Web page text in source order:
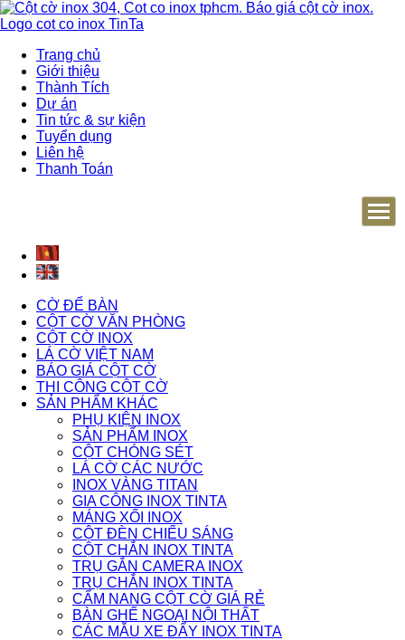
Trang chủ
Giới thiệu
Thành Tích
Dự án
Tin tức & sự kiện
Tuyển dụng
Liên hệ
Thanh Toán
CỜ ĐỂ BÀN
CỘT CỜ VĂN PHÒNG
CỘT CỜ INOX
LÁ CỜ VIỆT NAM
BÁO GIÁ CỘT CỜ
THI CÔNG CỘT CỜ
SẢN PHẨM KHÁC
PHỤ KIỆN INOX
SẢN PHẨM INOX
CỘT CHÓNG SÉT
LÁ CỜ CÁC NƯỚC
INOX VÀNG TITAN
GIA CÔNG INOX TINTA
MÁNG XỐI INOX
CỘT ĐÈN CHIẾU SÁNG
CỘT CHẮN INOX TINTA
TRỤ GẮN CAMERA INOX
TRỤ CHẮN INOX TINTA
CẨM NANG CỘT CỜ GIÁ RẺ
BÀN GHẾ NGOẠI NỘI THẤT
CÁC MẪU XE ĐẨY INOX TINTA